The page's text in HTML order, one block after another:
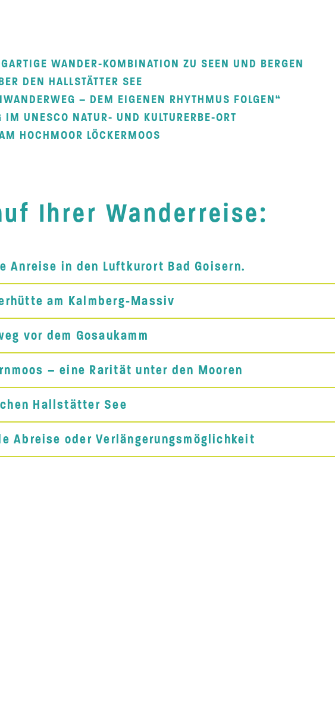
WANDER-KOMBINATION ZU SEEN UND BERGEN
DEN HALLSTÄTTER SEE
– DEM EIGENEN RHYTHMUS FOLGEN“
IM UNESCO NATUR- UND KULTURERBE-ORT
HOCHMOOR LÖCKERMOOS
Ihrer Wanderreise:
Anreise in den Luftkurort Bad Goisern.
am Kalmberg-Massiv
vor dem Gosaukamm
– eine Rarität unter den Mooren
Hallstätter See
Abreise oder Verlängerungsmöglichkeit